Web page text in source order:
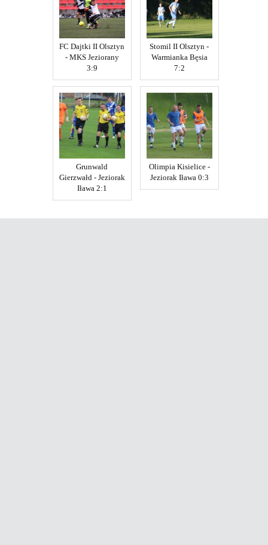
FC Dajtki II Olsztyn
- MKS Jeziorany
3:9
Stomil II Olsztyn -
Warmianka Bęsia
7:2
Grunwald
Gierzwałd - Jeziorak
Iława 2:1
Olimpia Kisielice -
Jeziorak Iława 0:3